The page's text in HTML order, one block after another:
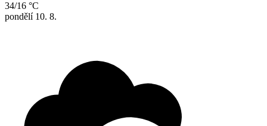
34/16 °C
pondělí 10. 8.